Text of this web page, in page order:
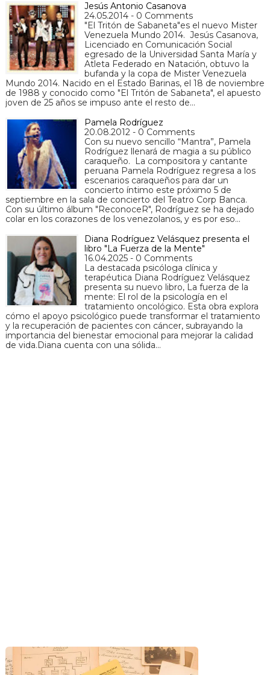
Jesús Antonio Casanova
24.05.2014 - 0 Comments
"El Tritón de Sabaneta"es el nuevo Mister
Venezuela Mundo 2014. Jesús Casanova,
Licenciado en Comunicación Social
egresado de la Universidad Santa María y
Atleta Federado en Natación, obtuvo la
bufanda y la copa de Mister Venezuela
Mundo 2014. Nacido en el Estado Barinas, el 18 de noviembre
de 1988 y conocido como "El Tritón de Sabaneta", el apuesto
joven de 25 años se impuso ante el resto de…
Pamela Rodríguez
20.08.2012 - 0 Comments
Con su nuevo sencillo “Mantra”, Pamela
Rodríguez llenará de magia a su público
caraqueño. La compositora y cantante
peruana Pamela Rodríguez regresa a los
escenarios caraqueños para dar un
concierto íntimo este próximo 5 de
septiembre en la sala de concierto del Teatro Corp Banca.
Con su último álbum "ReconoceR", Rodríguez se ha dejado
colar en los corazones de los venezolanos, y es por eso…
Diana Rodríguez Velásquez presenta el
libro "La Fuerza de la Mente"
16.04.2025 - 0 Comments
La destacada psicóloga clínica y
terapéutica Diana Rodríguez Velásquez
presenta su nuevo libro, La fuerza de la
mente: El rol de la psicología en el
tratamiento oncológico. Esta obra explora
cómo el apoyo psicológico puede transformar el tratamiento
y la recuperación de pacientes con cáncer, subrayando la
importancia del bienestar emocional para mejorar la calidad
de vida.Diana cuenta con una sólida…